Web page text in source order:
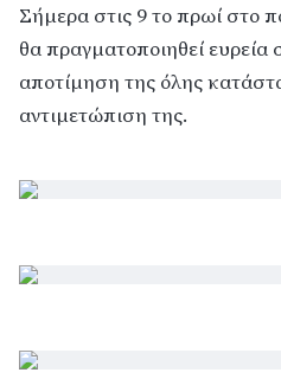
Σήμερα στις 9 το πρωί στο
θα πραγματοποιηθεί
αποτίμηση της όλης
αντιμετώπιση της.